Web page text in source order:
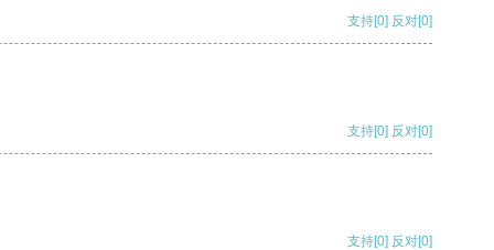
支持[0] 反对[0]
支持[0] 反对[0]
支持[0] 反对[0]